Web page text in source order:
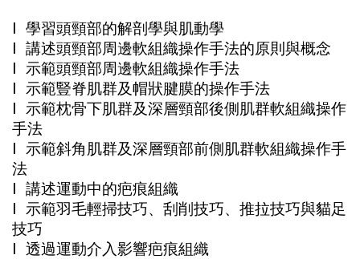
l 學習頭頸部的解剖學與肌動學
l 講述頭頸部周邊軟組織操作手法的原則與概念
l 示範頭頸部周邊軟組織操作手法
l 示範豎脊肌群及帽狀腱膜的操作手法
l 示範枕骨下肌群及深層頸部後側肌群軟組織操作
手法
l 示範斜角肌群及深層頸部前側肌群軟組織操作手
法
l 講述運動中的疤痕組織
l 示範羽毛輕掃技巧、刮削技巧、推拉技巧與貓足
技巧
l 透過運動介入影響疤痕組織